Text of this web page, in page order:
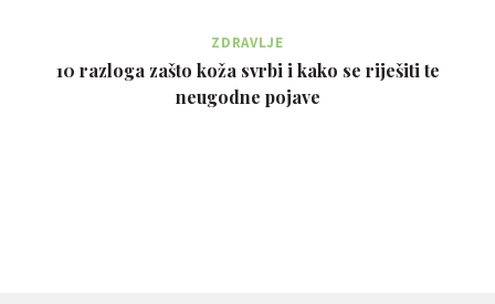
ZDRAVLJE
10 razloga zašto koža svrbi i kako se riješiti te
neugodne pojave